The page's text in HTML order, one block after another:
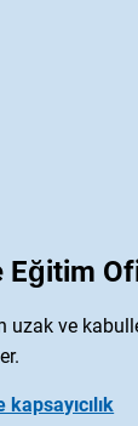
Eğitim
uzak ve